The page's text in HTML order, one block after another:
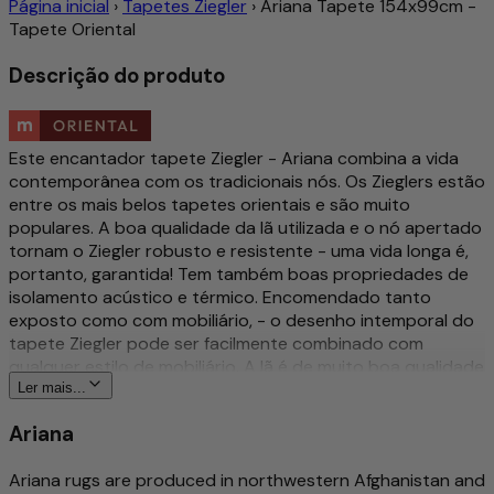
Página inicial › Tapetes Ziegler ›Ariana Tapete 154x99cm -
Tapete Oriental
Descrição do produto
Este encantador tapete Ziegler - Ariana combina a vida
contemporânea com os tradicionais nós. Os Zieglers estão
entre os mais belos tapetes orientais e são muito
populares. A boa qualidade da lã utilizada e o nó apertado
tornam o Ziegler robusto e resistente - uma vida longa é,
portanto, garantida! Tem também boas propriedades de
isolamento acústico e térmico. Encomendado tanto
exposto como com mobiliário, - o desenho intemporal do
tapete Ziegler pode ser facilmente combinado com
qualquer estilo de mobiliário. A lã é de muito boa qualidade
e é tingida com corantes vegetais naturais. O design dos
empresário suíço e ainda hoje é moderno.
Mais sobre este produto
Ler mais...
Ariana
Ariana rugs are produced in northwestern Afghanistan and